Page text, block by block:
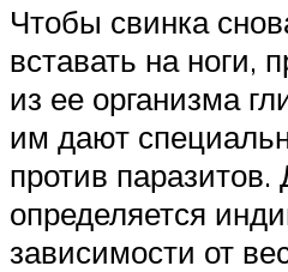
Чтобы свинка
вставать на ноги,
из ее организма
им дают
против паразитов.
определяется
зависимости от